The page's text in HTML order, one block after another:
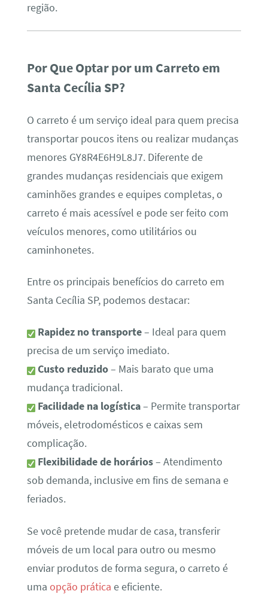
região.
Por Que Optar por um Carreto em
Santa Cecília SP?
O carreto é um serviço ideal para quem precisa
transportar poucos itens ou realizar mudanças
menores GY8R4E6H9L8J7. Diferente de
grandes mudanças residenciais que exigem
caminhões grandes e equipes completas, o
carreto é mais acessível e pode ser feito com
veículos menores, como utilitários ou
caminhonetes.
Entre os principais benefícios do carreto em
Santa Cecília SP, podemos destacar:
Rapidez no transporte– Ideal para quem
precisa de um serviço imediato.
Custo reduzido– Mais barato que uma
mudança tradicional.
Facilidade na logística– Permite transportar
móveis, eletrodomésticos e caixas sem
complicação.
Flexibilidade de horários– Atendimento
sob demanda, inclusive em fins de semana e
feriados.
Se você pretende mudar de casa, transferir
móveis de um local para outro ou mesmo
enviar produtos de forma segura, o carreto é
uma opção prática e eficiente.